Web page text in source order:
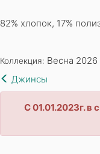
82% хлопок, 17%
Коллекция: Весна 2026
Джинсы
С 01.01.2023г.